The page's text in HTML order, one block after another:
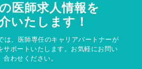
医師求人情報を
いたします！
は、医師専任のキャリアパートナーが
サポートいたします。お気軽にお問い
合わせください。